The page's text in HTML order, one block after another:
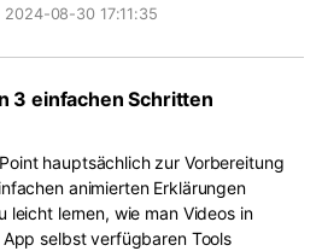
2024-08-30 17:11:35
3 einfachen Schritten
hauptsächlich zur Vorbereitung
animierten Erklärungen
lernen, wie man Videos in
selbst verfügbaren Tools